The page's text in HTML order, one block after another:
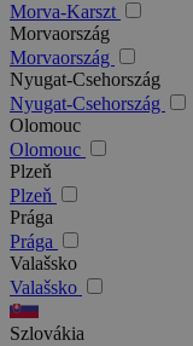
Morva-Karszt
Morvaország
Morvaország
Nyugat-Csehország
Nyugat-Csehország
Olomouc
Olomouc
Plzeň
Plzeň
Prága
Prága
Valašsko
Valašsko
Szlovákia